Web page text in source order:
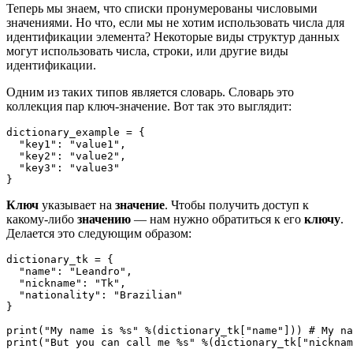
Теперь мы знаем, что списки пронумерованы числовыми
значениями. Но что, если мы не хотим использовать числа для
идентификации элемента? Некоторые виды структур данных
могут использовать числа, строки, или другие виды
идентификации.
Одним из таких типов является словарь. Словарь это
коллекция пар ключ-значение. Вот так это выглядит:
dictionary_example = {
  "key1": "value1",
  "key2": "value2",
  "key3": "value3"
Ключ указывает на значение. Чтобы получить доступ к
какому-либо значению — нам нужно обратиться к его ключу.
Делается это следующим образом:
dictionary_tk = {
  "name": "Leandro",
  "nickname": "Tk",
  "nationality": "Brazilian"
}
print("My name is %s" %(dictionary_tk["name"])) # My
print("But you can call me %s"